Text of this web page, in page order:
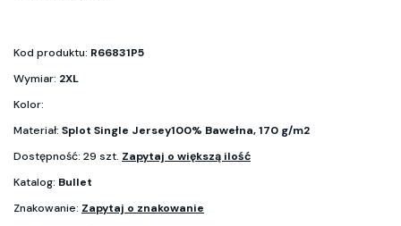
Kod produktu: R66831P5
Wymiar: 2XL
Kolor:
Materiał: Splot Single Jersey100% Bawełna, 170 g/m2
Dostępność: 29 szt. Zapytaj o większą ilość
Katalog: Bullet
Znakowanie: Zapytaj o znakowanie